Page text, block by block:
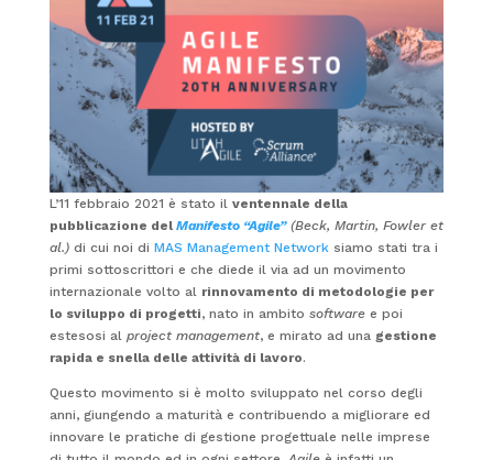
L’11 febbraio 2021 è stato il ventennale della
pubblicazione del Manifesto “Agile” (Beck, Martin, Fowler et
al.)di cui noi di MAS Management Networksiamo stati tra i
primi sottoscrittori e che diede il via ad un movimento
internazionale volto al rinnovamento di metodologie per
lo sviluppo di progetti, nato in ambito softwaree poi
estesosi al project management, e mirato ad una gestione
rapida e snella delle attività di lavoro.
Questo movimento si è molto sviluppato nel corso degli
anni, giungendo a maturità e contribuendo a migliorare ed
innovare le pratiche di gestione progettuale nelle imprese